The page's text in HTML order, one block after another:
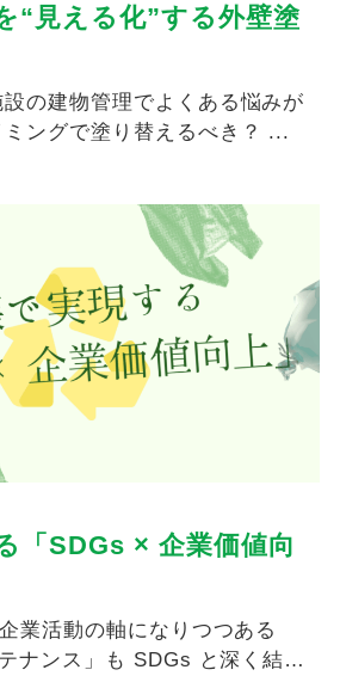
“見える化”する外壁塗
こちら。 どのタイミングで塗り替えるべき？ ...
「SDGs × 企業価値向
ナンス」も SDGs と深く結び